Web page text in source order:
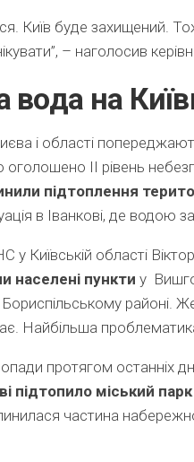
Київ буде захищений.
– наголосив
вода на
і області
оголошено ІІ рівень
підтоплення
в Іванкові, де водою
у Київській області
населені пункти у
районі.
Найбільша
протягом останніх
підтопило міський
частина